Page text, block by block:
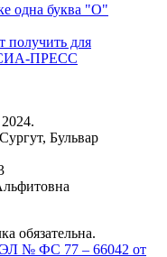
одна буква "О"
получить для
СИА-ПРЕСС
2024.
Сургут, Бульвар
обязательна.
ЭЛ № ФС 77 – 66042 от